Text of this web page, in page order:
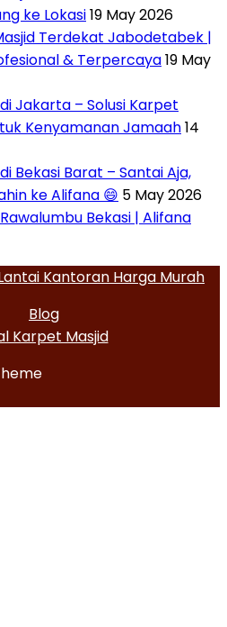
ke Lokasi19 May 2026
Terdekat Jabodetabek |
& Terpercaya19 May
Jakarta – Solusi Karpet
Kenyamanan Jamaah14
Bekasi Barat – Santai Aja,
ke Alifana 😄 5 May 2026
Bekasi | Alifana
Kantoran Harga Murah
Blog
Karpet Masjid